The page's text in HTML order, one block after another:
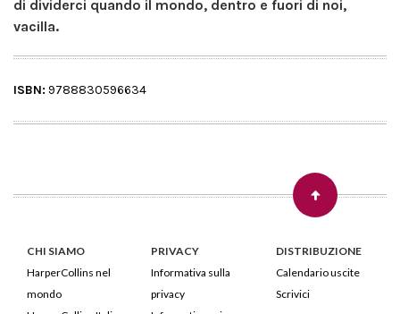
di dividerci quando il mondo, dentro e fuori di noi,
vacilla.
ISBN: 9788830596634
CHI SIAMO
HarperCollins nel
mondo
PRIVACY
Informativa sulla
privacy
DISTRIBUZIONE
Calendario uscite
Scrivici